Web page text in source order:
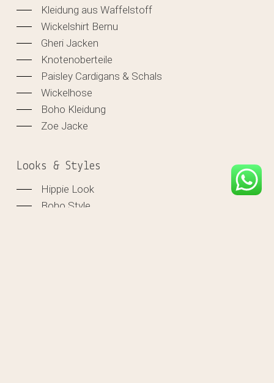
Kleidung aus Waffelstoff
Wickelshirt Bernu
Gheri Jacken
Knotenoberteile
Paisley Cardigans & Schals
Wickelhose
Boho Kleidung
Zoe Jacke
Looks & Styles
Hippie Look
Boho Style